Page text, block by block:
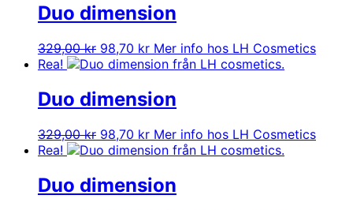
var:
499,00 kr.
är:
149,70 kr.
Duo dimension
329,00kr Det
ursprungliga
var:
329,00 kr.
98,70 krDet
nuvarande
är:
98,70 kr.
Mer info hos LH Cosmetics
Rea!
Duo dimension
329,00kr Det
ursprungliga
var:
329,00 kr.
98,70 krDet
nuvarande
är:
98,70 kr.
Mer info hos LH Cosmetics
Rea!
Duo dimension